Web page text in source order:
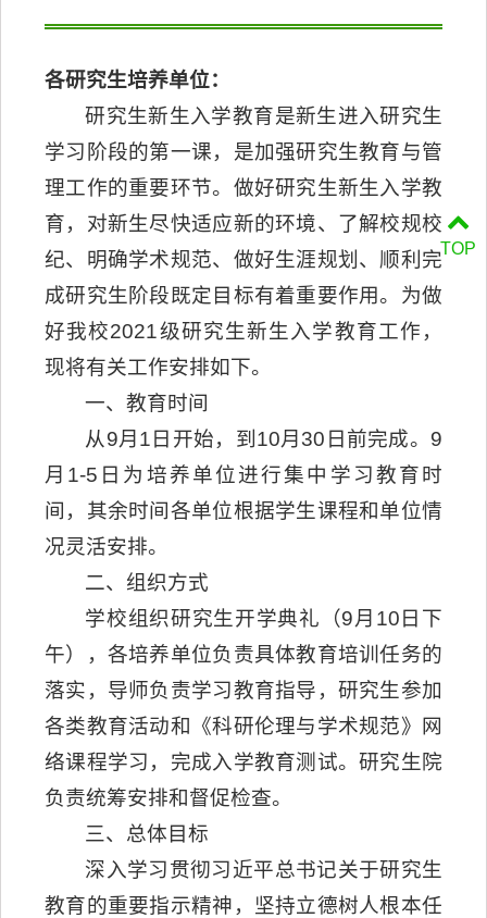
各研究生培养单位：
研究生新生入学教育是新生进入研究生
学习阶段的第一课，是加强研究生教育与管
理工作的重要环节。做好研究生新生入学教
育，对新生尽快适应新的环境、了解校规校
纪、明确学术规范、做好生涯规划、顺利完
成研究生阶段既定目标有着重要作用。为做
好我校2021级研究生新生入学教育工作，
现将有关工作安排如下。
一、教育时间
从9月1日开始，到10月30日前完成。9
月1-5日为培养单位进行集中学习教育时
间，其余时间各单位根据学生课程和单位情
况灵活安排。
二、组织方式
学校组织研究生开学典礼（9月10日下
午），各培养单位负责具体教育培训任务的
落实，导师负责学习教育指导，研究生参加
各类教育活动和《科研伦理与学术规范》网
络课程学习，完成入学教育测试。研究生院
负责统筹安排和督促检查。
三、总体目标
深入学习贯彻习近平总书记关于研究生
教育的重要指示精神，坚持立德树人根本任
TOP